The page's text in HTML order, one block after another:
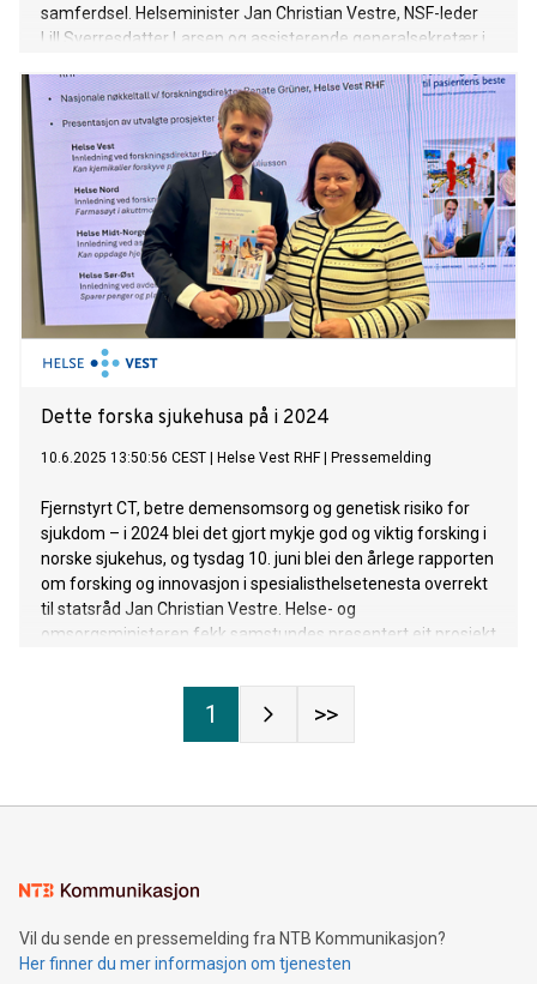
samferdsel. Helseminister Jan Christian Vestre, NSF-leder
Lill Sverresdatter Larsen og assisterende generalsekretær i
Unio sitt arrangement i Arendalsuken hvor kravene til
langtidsplan ble lansert av Unios nestleder, Cecilie Woll
Johansen.
Dette forska sjukehusa på i 2024
10.6.2025 13:50:56 CEST Helse Vest RHF| Pressemelding
Fjernstyrt CT, betre demensomsorg og genetisk risiko for
sjukdom – i 2024 blei det gjort mykje god og viktig forsking i
norske sjukehus, og tysdag 10. juni blei den årlege rapporten
om forsking og innovasjon i spesialisthelsetenesta overrekt
til statsråd Jan Christian Vestre. Helse- og
omsorgsministeren fekk samstundes presentert eit prosjekt
innovasjonsarbeidet i sjukehusa.
1 >>
Vil du sende en pressemelding fra NTB Kommunikasjon?
Her finner du mer informasjon om tjenesten